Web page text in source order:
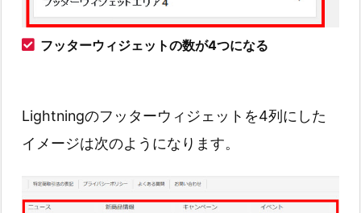
フッターウィジェットの数が4つになる
Lightningのフッターウィジェットを4列にした
イメージは次のようになります。